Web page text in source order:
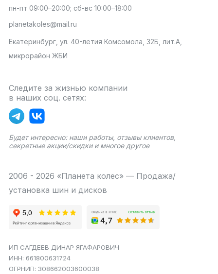
пн-пт 09:00–20:00; сб-вс 10:00–18:00
planetakoles@mail.ru
Екатеринбург, ул. 40-летия Комсомола, 32Б, лит.А,
микрорайон ЖБИ
Следите за жизнью компании
в наших соц. сетях:
Будет интересно: наши работы, отзывы клиентов,
секретные акции/скидки и многое другое
2006 - 2026 «Планета колес» — Продажа/
установка шин и дисков
ИП САГДЕЕВ ДИНАР ЯГАФАРОВИЧ
ИНН: 661800631724
ОГРНИП: 308662003600038